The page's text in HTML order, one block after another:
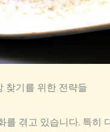
찾기를 위한 전략들
를 겪고 있습니다. 특히